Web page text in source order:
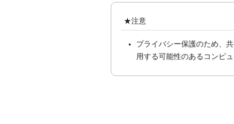
★注意
プライバシー保護のため、
用する可能性のあるコンピ